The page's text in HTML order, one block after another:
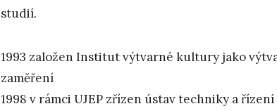
studií.
1993 založen Institut výtvarné kultury jako
zaměření
1998 v rámci UJEP zřízen ústav techniky a